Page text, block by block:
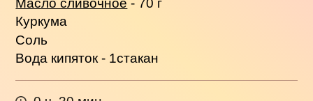
Масло сливочное - 70 г
Куркума
Соль
Вода кипяток - 1стакан